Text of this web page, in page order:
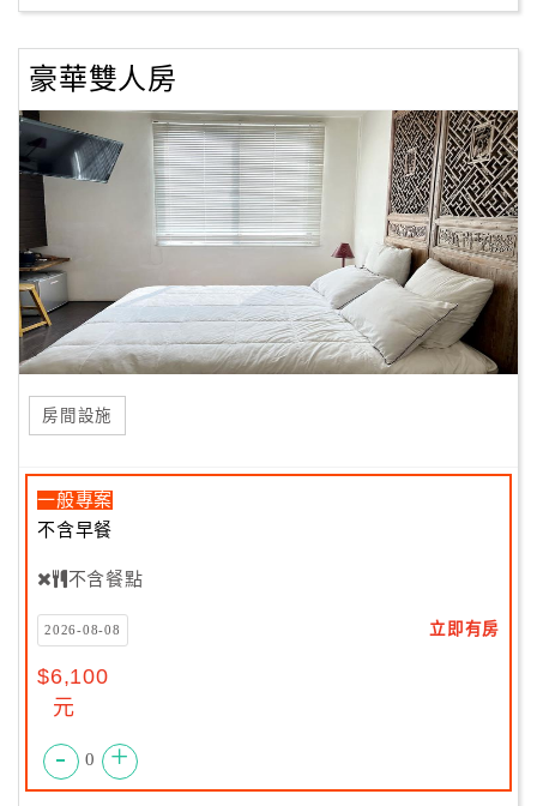
豪華雙人房
房間設施
一般專案
不含早餐
不含餐點
2026-08-08 立即有房
$6,100
元
- 0 +